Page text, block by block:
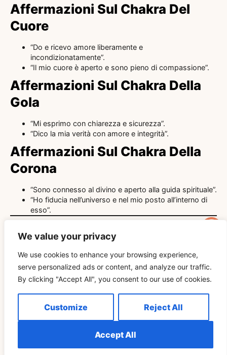
We value your privacy
We use cookies to enhance your browsing experience,
serve personalized ads or content, and analyze our traffic.
By clicking "Accept All", you consent to our use of cookies.
Customize Reject All
Accept All
Affermazioni Sul Chakra Del
Cuore
“Do e ricevo amore liberamente e
incondizionatamente”.
“Il mio cuore è aperto e sono pieno di compassione”.
Affermazioni Sul Chakra Della
Gola
“Mi esprimo con chiarezza e sicurezza”.
“Dico la mia verità con amore e integrità”.
Affermazioni Sul Chakra Della
Corona
“Sono connesso al divino e aperto alla guida spirituale”.
“Ho fiducia nell’universo e nel mio posto all’interno di
esso”.
Pensieri Finali: Integrare Le
Affermazioni Sul Chakra Del
Terzo Occhio Nella Tua
Routine Quotidiana
La pratica delleaffermazioni chakraè un potente
strumento per promuovere la guarigione, l’equilibrio e la
intuizioneo favorire la
mentale, leaffermazioni sul chakra del terzo occhio